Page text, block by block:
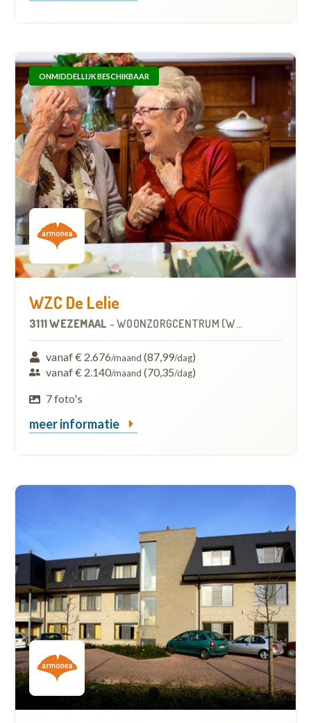
ONMIDDELLIJK BESCHIKBAAR
WZC De Lelie
3111 WEZEMAAL - WOONZORGCENTRUM (WZC)
vanaf € 2.676/maand (87,99/dag)
vanaf € 2.140/maand (70,35/dag)
7 foto's
meer informatie